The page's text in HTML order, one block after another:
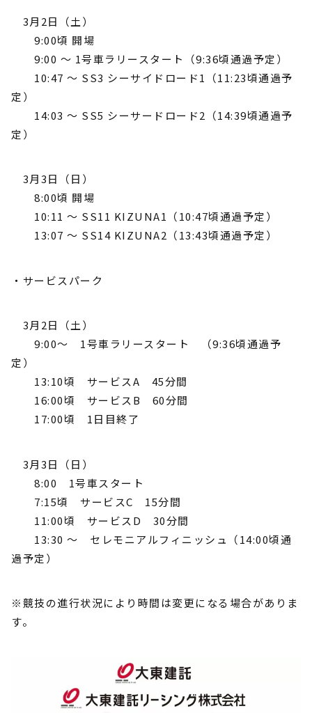
3月2日（土）
9:00頃 開場
9:00 〜 1号車ラリースタート（9:36頃通過予定）
10:47 〜 SS3 シーサイドロード1（11:23頃通過予
定）
14:03 〜 SS5 シーサードロード2（14:39頃通過予
定）
3月3日（日）
8:00頃 開場
10:11 〜 SS11 KIZUNA1（10:47頃通過予定）
13:07 〜 SS14 KIZUNA2（13:43頃通過予定）
・サービスパーク
3月2日（土）
9:00～ 1号車ラリースタート （9:36頃通過予
定）
13:10頃 サービスA 45分間
16:00頃 サービスB 60分間
17:00頃 1日目終了
3月3日（日）
8:00 1号車スタート
7:15頃 サービスC 15分間
11:00頃 サービスD 30分間
13:30 ～ セレモニアルフィニッシュ（14:00頃通
過予定）
※競技の進行状況により時間は変更になる場合がありま
す。